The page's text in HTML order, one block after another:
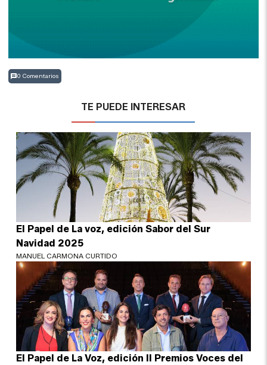
0 Comentarios
TE PUEDE INTERESAR
El Papel de La voz, edición Sabor del Sur
Navidad 2025
MANUEL CARMONA CURTIDO
El Papel de La Voz, edición II Premios Voces del